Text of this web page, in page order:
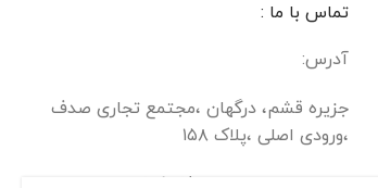
تماس با ما :
آدرس:
جزیره قشم، درگهان ،مجتمع تجاری صدف
،ورودی اصلی ،پلاک ۱۵۸